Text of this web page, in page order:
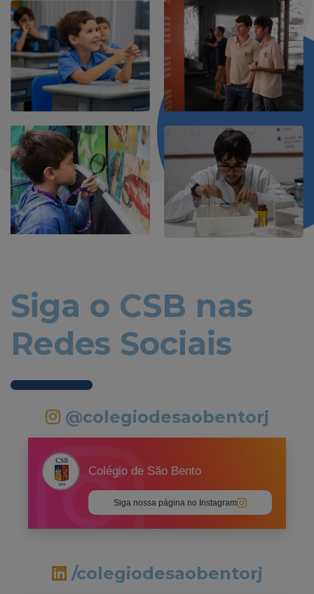
Siga o CSB nas
Redes Sociais
@colegiodesaobentorj
Colégio de São Bento
Siga nossa página no Instagram
/colegiodesaobentorj